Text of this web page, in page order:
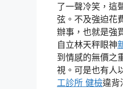
了一聲冷笑，這
弦。不及強迫花
辦事，也就是強
自立林天秤眼神
到情感的無價之
視。可是也有人
工診所 健檢違背